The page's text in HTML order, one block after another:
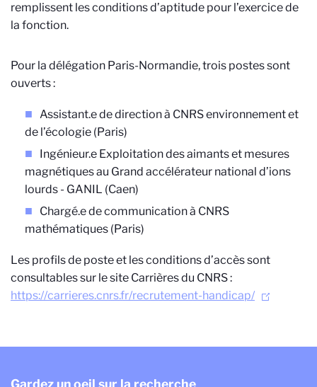
remplissent les conditions d’aptitude pour l’exercice de
la fonction.
Pour la délégation Paris-Normandie, trois postes sont
ouverts :
Assistant.e de direction à CNRS environnement et
de l’écologie (Paris)
Ingénieur.e Exploitation des aimants et mesures
magnétiques au Grand accélérateur national d’ions
lourds - GANIL (Caen)
Chargé.e de communication à CNRS
mathématiques (Paris)
Les profils de poste et les conditions d’accès sont
consultables sur le site Carrières du CNRS :
https://carrieres.cnrs.fr/recrutement-handicap/
Gardez un oeil sur la recherche